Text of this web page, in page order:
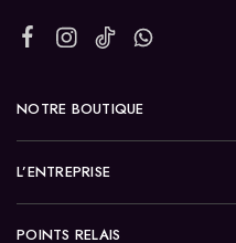
NOTRE BOUTIQUE
L’ENTREPRISE
POINTS RELAIS